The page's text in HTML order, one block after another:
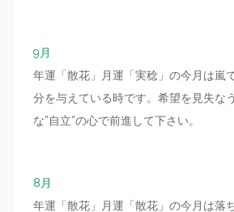
9月
年運「散花」月運「実稔」の今月は嵐
分を与えている時です。希望を見失な
な”自立”の心で前進して下さい。
8月
年運「散花」月運「散花」の今月は落